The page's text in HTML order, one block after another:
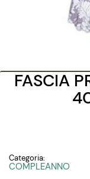
FASCIA
Categoria:
COMPLEANNO